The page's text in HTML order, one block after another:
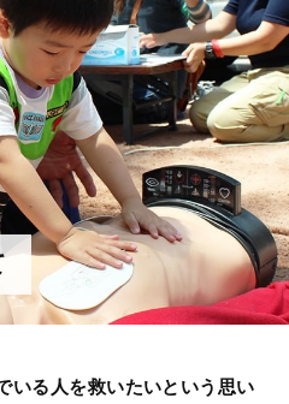
いる人を救いたいという思い